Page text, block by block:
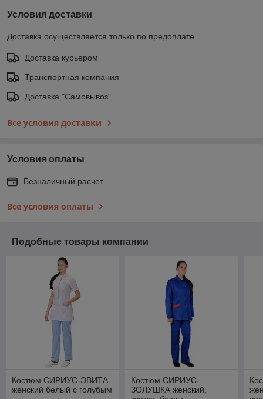
Условия доставки
Доставка осуществляется только по предоплате.
Доставка курьером
Транспортная компания
Доставка "Самовывоз"
Все условия доставки
Условия оплаты
Безналичный расчет
Все условия оплаты
Подобные товары компании
Костюм СИРИУС-ЭВИТА
женский белый с голубым
Костюм СИРИУС-
ЗОЛУШКА женский,